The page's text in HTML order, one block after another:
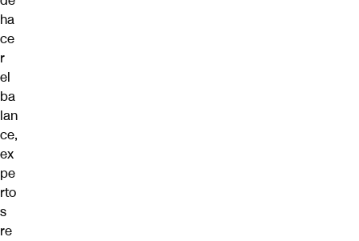
ha
ce
r
el
ba
lan
ce,
ex
pe
rto
s
re